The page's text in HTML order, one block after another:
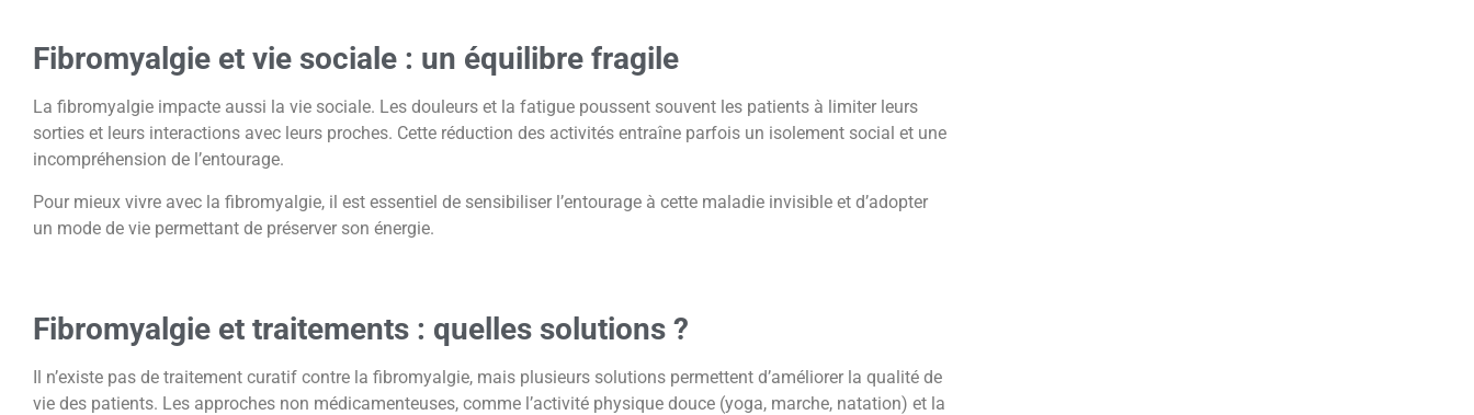
Fibromyalgie et vie sociale : un équilibre fragile
La fibromyalgie impacte aussi la vie sociale. Les douleurs et la fatigue poussent souvent les patients à limiter leurs
sorties et leurs interactions avec leurs proches. Cette réduction des activités entraîne parfois un isolement social et une
incompréhension de l’entourage.
Pour mieux vivre avec la fibromyalgie, il est essentiel de sensibiliser l’entourage à cette maladie invisible et d’adopter
un mode de vie permettant de préserver son énergie.
Fibromyalgie et traitements : quelles solutions ?
Il n’existe pas de traitement curatif contre la fibromyalgie, mais plusieurs solutions permettent d’améliorer la qualité de
vie des patients. Les approches non médicamenteuses, comme l’activité physique douce (yoga, marche, natation) et la